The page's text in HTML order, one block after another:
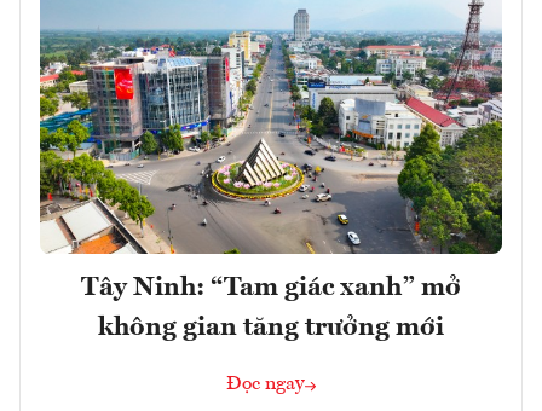
Tây Ninh: “Tam giác xanh” mở
không gian tăng trưởng mới
Đọc ngay